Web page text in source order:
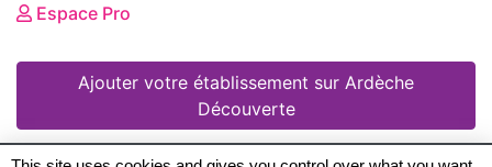
Espace Pro
Ajouter votre établissement sur Ardèche
Découverte